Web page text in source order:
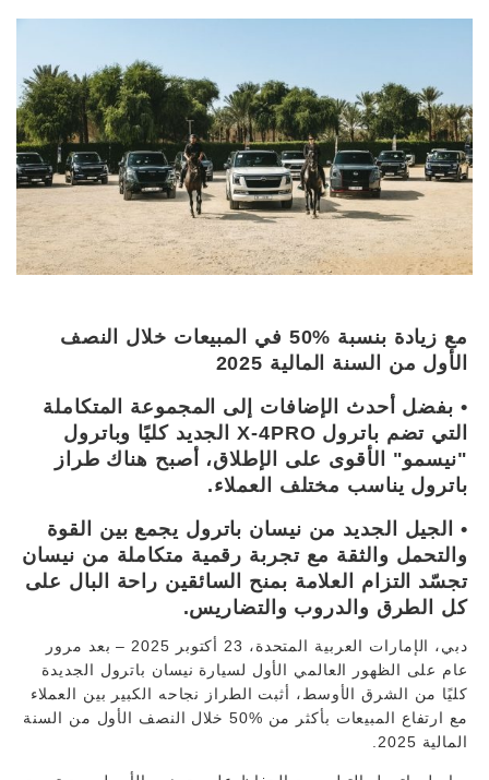
مع زيادة بنسبة %50 في المبيعات خلال النصف
الأول من السنة المالية 2025
• بفضل أحدث الإضافات إلى المجموعة المتكاملة
التي تضم باترول X-4PRO الجديد كليًا وباترول
"نيسمو" الأقوى على الإطلاق، أصبح هناك طراز
باترول يناسب مختلف العملاء.
• الجيل الجديد من نيسان باترول يجمع بين القوة
والتحمل والثقة مع تجربة رقمية متكاملة من نيسان
تجسّد التزام العلامة بمنح السائقين راحة البال على
كل الطرق والدروب والتضاريس.
دبي، الإمارات العربية المتحدة، 23 أكتوبر 2025 – بعد مرور
عام على الظهور العالمي الأول لسيارة نيسان باترول الجديدة
كليًا من الشرق الأوسط، أثبت الطراز نجاحه الكبير بين العملاء
مع ارتفاع المبيعات بأكثر من %50 خلال النصف الأول من السنة
المالية 2025.